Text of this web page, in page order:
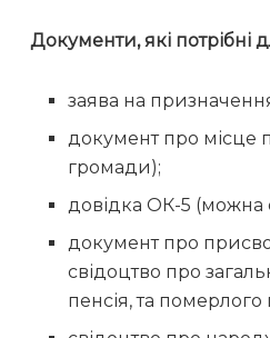
Документи, які потрібні
заява на
документ про місце
громади);
довідка ОК-5 (можна
документ про
свідоцтво про
пенсія, та